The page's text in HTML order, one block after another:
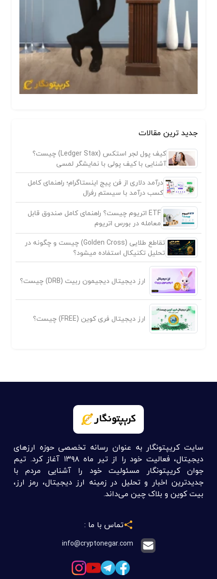
جدید ترین مقالات
کیف پول لجر استکس (Ledger Stax) چیست؟
آشنایی با کیف پولی با نمایشگر لمسی
درآمد دلاری از فن پیج اینستاگرام؛ راهنمای کامل
کسب درآمد با سیستم رفرال
ETF اتریوم چیست؟ راهنمای کامل صندوق قابل
معامله در بورس اتریوم
تقاطع طلایی (Golden Cross) چیست و چگونه در
تحلیل تکنیکال استفاده میشود؟
ارز دیجیتال دیجیمون ربیت (DRB) چیست؟
ارز دیجیتال فری کوین (FREE) چیست؟
سایت کریپتونگار به عنوان رسانه تخصصی حوزه ارزهای
دیجیتال، فعالیت خود را از تیر ماه ۱۳۹۸ آغاز کرد. تیم
جوان کریپتونگار مسئولیت خود را آشنایی مردم با
جدیدترین اخبار و تحلیل در زمینه ارز دیجیتال، رمز ارز،
بیت کوین و بلاک چین می‌داند.
تماس با ما :
info@cryptonegar.com